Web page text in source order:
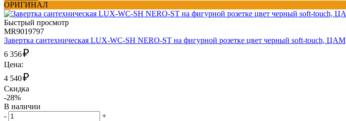
ОРИГИНАЛ
Быстрый просмотр
MR9019797
Завертка сантехническая LUX-WC-SH NERO-ST на фигурной розетке цвет черный soft-touch, ЦАМ
6 356₽
Цена:
4 540₽
Скидка
-28%
В наличии
-
+